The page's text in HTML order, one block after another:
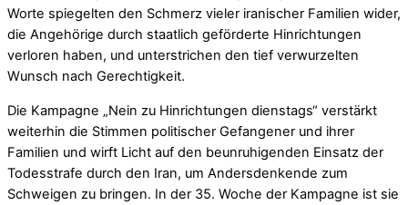
Worte spiegelten den Schmerz vieler iranischer Familien wider,
die Angehörige durch staatlich geförderte Hinrichtungen
verloren haben, und unterstrichen den tief verwurzelten
Wunsch nach Gerechtigkeit.
Die Kampagne „Nein zu Hinrichtungen dienstags“ verstärkt
weiterhin die Stimmen politischer Gefangener und ihrer
Familien und wirft Licht auf den beunruhigenden Einsatz der
Todesstrafe durch den Iran, um Andersdenkende zum
Schweigen zu bringen. In der 35. Woche der Kampagne ist sie